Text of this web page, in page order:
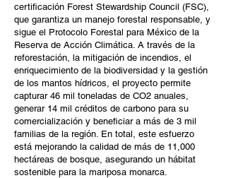
certificación Forest Stewardship Council (FSC),
que garantiza un manejo forestal responsable, y
sigue el Protocolo Forestal para México de la
Reserva de Acción Climática. A través de la
reforestación, la mitigación de incendios, el
enriquecimiento de la biodiversidad y la gestión
de los mantos hídricos, el proyecto permite
capturar 46 mil toneladas de CO2 anuales,
generar 14 mil créditos de carbono para su
comercialización y beneficiar a más de 3 mil
familias de la región. En total, este esfuerzo
está mejorando la calidad de más de 11,000
hectáreas de bosque, asegurando un hábitat
sostenible para la mariposa monarca.